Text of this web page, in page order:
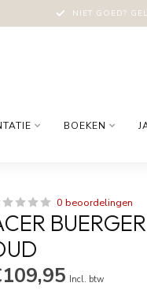
NIET GOED?
BOEKEN
0 beoordelingen
Incl. btw